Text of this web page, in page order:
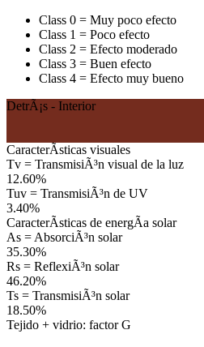
Class 0 = Muy poco efecto
Class 1 = Poco efecto
Class 2 = Efecto moderado
Class 3 = Buen efecto
Class 4 = Efecto muy bueno
DetrÃ¡s - Interior
CaracterÃ­sticas visuales
Tv = TransmisiÃ³n visual de la luz
12.60%
Tuv = TransmisiÃ³n de UV
3.40%
CaracterÃ­sticas de energÃ­a solar
As = AbsorciÃ³n solar
35.30%
Rs = ReflexiÃ³n solar
46.20%
Ts = TransmisiÃ³n solar
18.50%
Tejido + vidrio: factor G